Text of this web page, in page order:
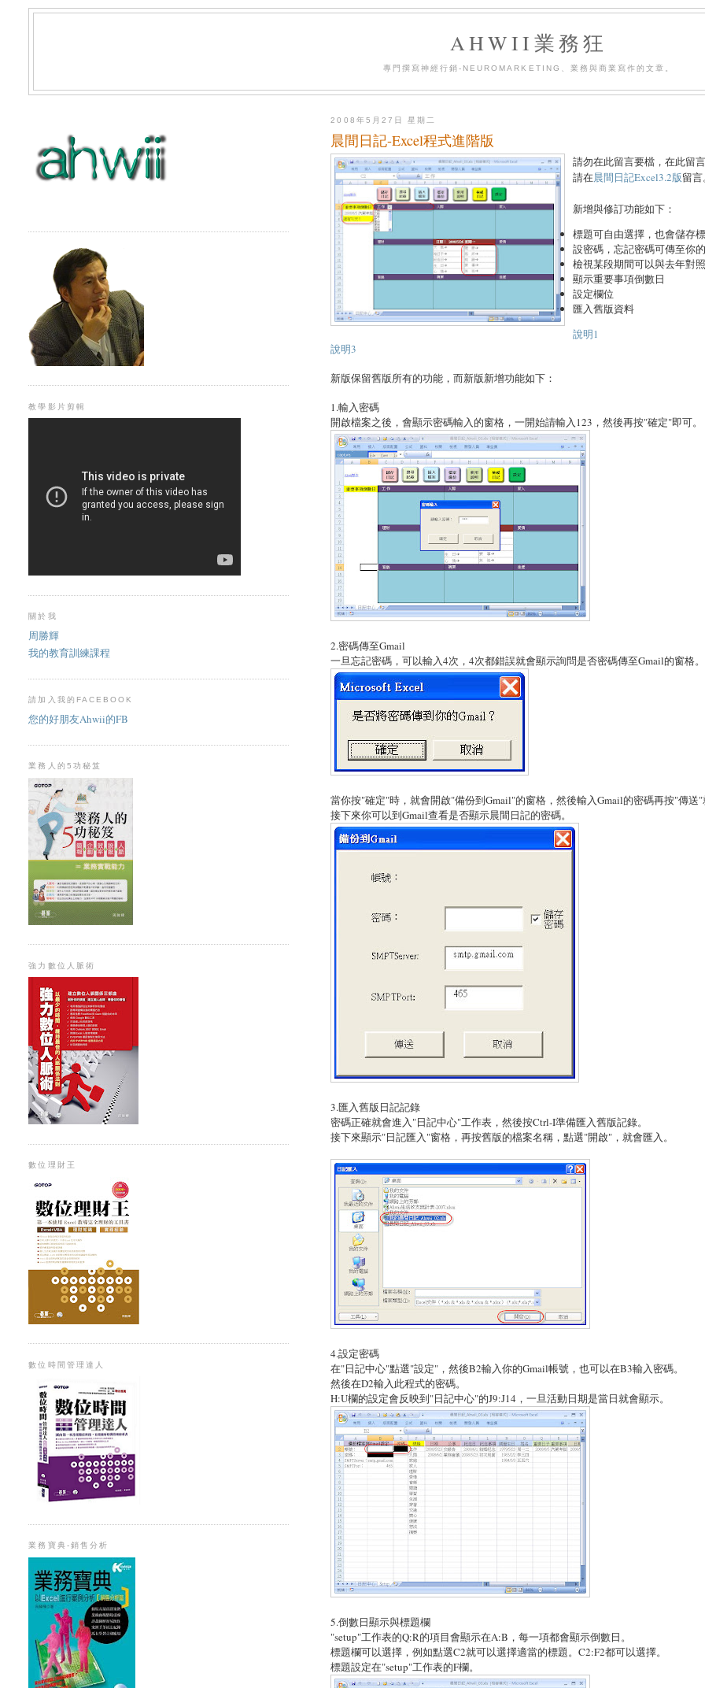
AHWII業務狂
專門撰寫神經行銷-NEUROMARKETING、業務與商業寫作的文章。
2008年5月27日 星期二
晨間日記-Excel程式進階版
請勿在此留言要檔，在此留
請在晨間日記Excel3.2版留言
新增與修訂功能如下：
標題可自由選擇，也會儲存
設密碼，忘記密碼可傳至你
檢視某段期間可以與去年對照
顯示重要事項倒數日
設定欄位
匯入舊版資料
說明1
說明3
新版保留舊版所有的功能，而新版新增功能如下：
1.輸入密碼
開啟檔案之後，會顯示密碼輸入的窗格，一開始請輸入123，然後再按"確定"即可。
2.密碼傳至Gmail
一旦忘記密碼，可以輸入4次，4次都錯誤就會顯示詢問是否密碼傳至Gmail的窗格。
當你按"確定"時，就會開啟"備份到Gmail"的窗格，然後輸入Gmail的密碼再按"傳送"
接下來你可以到Gmail查看是否顯示晨間日記的密碼。
3.匯入舊版日記記錄
密碼正確就會進入"日記中心"工作表，然後按Ctrl-I準備匯入舊版記錄。
接下來顯示"日記匯入"窗格，再按舊版的檔案名稱，點選"開啟"，就會匯入。
4.設定密碼
在"日記中心"點選"設定"，然後B2輸入你的Gmail帳號，也可以在B3輸入密碼。
然後在D2輸入此程式的密碼。
H:U欄的設定會反映到"日記中心"的J9:J14，一旦活動日期是當日就會顯示。
5.倒數日顯示與標題欄
"setup"工作表的Q:R的項目會顯示在A:B，每一項都會顯示倒數日。
標題欄可以選擇，例如點選C2就可以選擇適當的標題。C2:F2都可以選擇。
標題設定在"setup"工作表的F欄。
教學影片剪輯
關於我
周勝輝
我的教育訓練課程
請加入我的FACEBOOK
您的好朋友Ahwii的FB
業務人的5功秘笈
強力數位人脈術
數位理財王
數位時間管理達人
業務寶典-銷售分析